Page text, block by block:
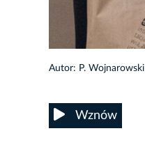
Autor: P. Wojnarowski
Wznów